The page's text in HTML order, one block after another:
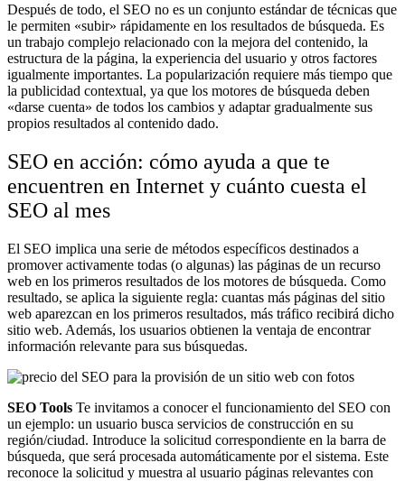
Después de todo, el SEO no es un conjunto estándar de técnicas que
le permiten «subir» rápidamente en los resultados de búsqueda. Es
un trabajo complejo relacionado con la mejora del contenido, la
estructura de la página, la experiencia del usuario y otros factores
igualmente importantes. La popularización requiere más tiempo que
la publicidad contextual, ya que los motores de búsqueda deben
«darse cuenta» de todos los cambios y adaptar gradualmente sus
propios resultados al contenido dado.
SEO en acción: cómo ayuda a que te
encuentren en Internet y cuánto cuesta el
SEO al mes
El SEO implica una serie de métodos específicos destinados a
promover activamente todas (o algunas) las páginas de un recurso
web en los primeros resultados de los motores de búsqueda. Como
resultado, se aplica la siguiente regla: cuantas más páginas del sitio
web aparezcan en los primeros resultados, más tráfico recibirá dicho
sitio web. Además, los usuarios obtienen la ventaja de encontrar
información relevante para sus búsquedas.
SEO Tools Te invitamos a conocer el funcionamiento del SEO con
un ejemplo: un usuario busca servicios de construcción en su
región/ciudad. Introduce la solicitud correspondiente en la barra de
búsqueda, que será procesada automáticamente por el sistema. Este
reconoce la solicitud y muestra al usuario páginas relevantes con